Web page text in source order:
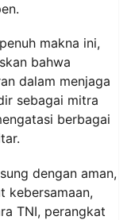
makna ini,
bahwa
dalam menjaga
sebagai mitra
berbagai
dengan aman,
kebersamaan,
TNI, perangkat